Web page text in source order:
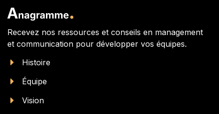
Recevez nos ressources et conseils en management
et communication pour développer vos équipes.
Histoire
Équipe
Vision